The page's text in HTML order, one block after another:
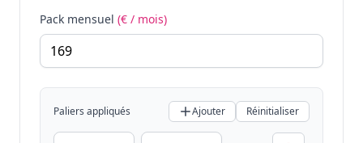
Pack mensuel (€ / mois)
Paliers appliqués Ajouter Réinitialiser